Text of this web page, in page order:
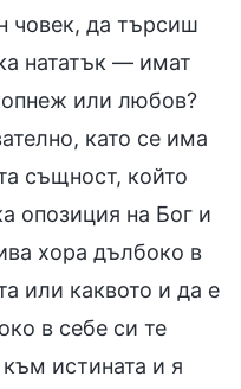
човек, да търсиш
нататък — имат
или любов?
като се има
същност, който
опозиция на Бог и
хора дълбоко в
или каквото и да е
в себе си те
истината и я